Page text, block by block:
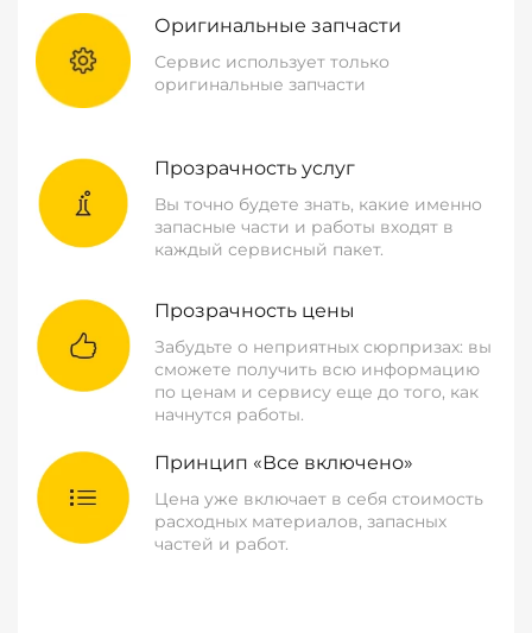
Оригинальные запчасти
Сервис использует только
оригинальные запчасти
Прозрачность услуг
Вы точно будете знать, какие именно
запасные части и работы входят в
каждый сервисный пакет.
Прозрачность цены
Забудьте о неприятных сюрпризах: вы
сможете получить всю информацию
по ценам и сервису еще до того, как
начнутся работы.
Принцип «Все включено»
Цена уже включает в себя стоимость
расходных материалов, запасных
частей и работ.